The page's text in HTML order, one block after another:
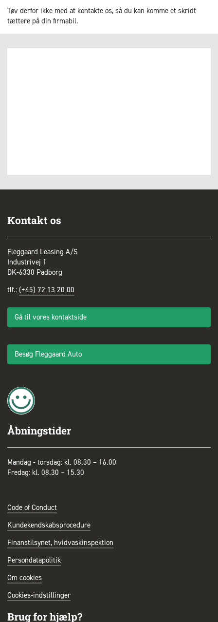
Tøv derfor ikke med at kontakte os, så du kan komme et skridt
tættere på din firmabil.
Kontakt os
Fleggaard Leasing A/S
Industrivej 1
DK-6330 Padborg
tlf.: (+45) 72 13 20 00
Gå til vores kontaktside
Besøg Fleggaard Auto
Åbningstider
Mandag - torsdag: kl. 08.30 – 16.00
Fredag: kl. 08.30 – 15.30
Code of Conduct
Kundekendskabsprocedure
Finanstilsynet, hvidvaskinspektion
Persondatapolitik
Om cookies
Cookies-indstillinger
Brug for hjælp?